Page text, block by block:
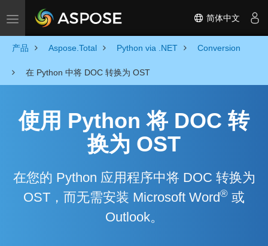
Toggle navigation 简体中文
产品 Aspose.Total Python via .NET Conversion
在 Python 中将 DOC 转换为 OST
使用 Python 将 DOC 转
换为 OST
在您的 Python 应用程序中将 DOC 转换为
OST，而无需安装 Microsoft Word® 或
Outlook。